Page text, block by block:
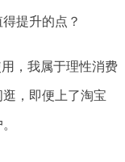
，我属于理性消费
，即便上了淘宝